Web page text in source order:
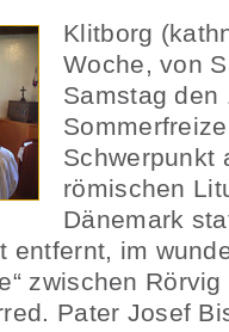
Klitborg
Woche, von
Samstag den
Schwerpunkt
römischen
Dänemark
entfernt, im
zwischen
Pater Josef